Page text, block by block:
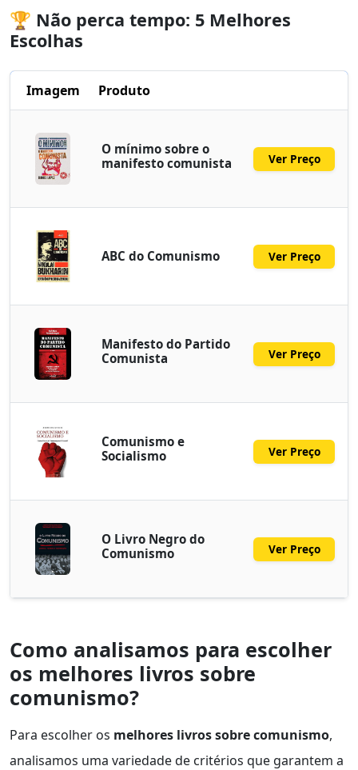
🏆 Não perca tempo: 5 Melhores
Escolhas
Imagem Produto
O mínimo sobre o
manifesto comunista
Ver Preço
ABC do Comunismo Ver Preço
Manifesto do Partido
Comunista
Ver Preço
Comunismo e
Socialismo
Ver Preço
O Livro Negro do
Comunismo
Ver Preço
Como analisamos para escolher
os melhores livros sobre
comunismo?
Para escolher os melhores livros sobre comunismo,
analisamos uma variedade de critérios que garantem a